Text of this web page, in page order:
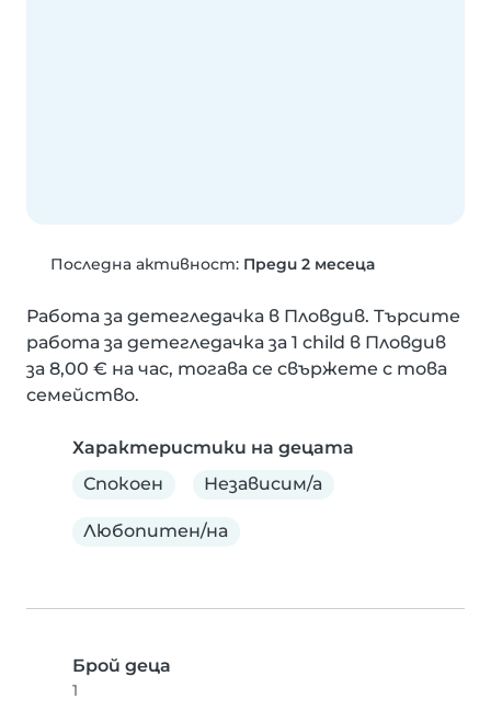
Последна активност: Преди 2 месеца
Работа за детегледачка в Пловдив. Търсите
работа за детегледачка за 1 child в Пловдив
за 8,00 € на час, тогава се свържете с това
семейство.
Характеристики на децата
Спокоен
Независим/а
Любопитен/на
Брой деца
1